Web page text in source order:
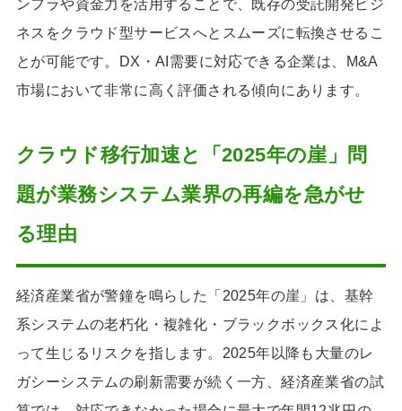
ンフラや資金力を活用することで、既存の受託開発ビジ
ネスをクラウド型サービスへとスムーズに転換させるこ
とが可能です。DX・AI需要に対応できる企業は、M&A
市場において非常に高く評価される傾向にあります。
クラウド移行加速と「2025年の崖」問
題が業務システム業界の再編を急がせ
る理由
経済産業省が警鐘を鳴らした「2025年の崖」は、基幹
系システムの老朽化・複雑化・ブラックボックス化によ
って生じるリスクを指します。2025年以降も大量のレ
ガシーシステムの刷新需要が続く一方、経済産業省の試